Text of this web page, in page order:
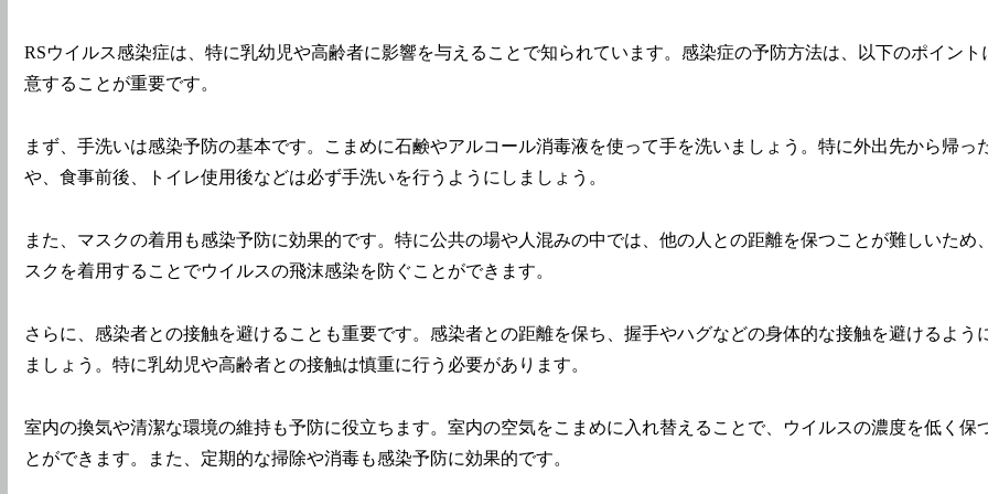
RSウイルス感染症は、特に乳幼児や高齢者に影響を与えることで知られています。感染症の予防方法は、以下のポイント
意することが重要です。
まず、手洗いは感染予防の基本です。こまめに石鹸やアルコール消毒液を使って手を洗いましょう。特に外出先から帰っ
や、食事前後、トイレ使用後などは必ず手洗いを行うようにしましょう。
また、マスクの着用も感染予防に効果的です。特に公共の場や人混みの中では、他の人との距離を保つことが難しいため
スクを着用することでウイルスの飛沫感染を防ぐことができます。
さらに、感染者との接触を避けることも重要です。感染者との距離を保ち、握手やハグなどの身体的な接触を避けるよう
ましょう。特に乳幼児や高齢者との接触は慎重に行う必要があります。
室内の換気や清潔な環境の維持も予防に役立ちます。室内の空気をこまめに入れ替えることで、ウイルスの濃度を低く保
とができます。また、定期的な掃除や消毒も感染予防に効果的です。